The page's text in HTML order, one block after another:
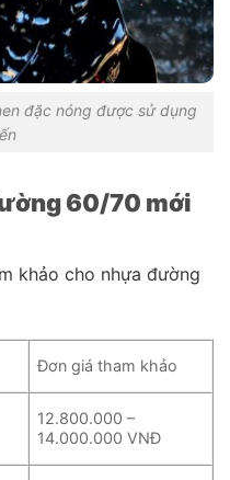
đặc nóng được sử dụng
60/70 mới
khảo cho nhựa đường
Đơn giá tham khảo
12.800.000 –
14.000.000 VNĐ